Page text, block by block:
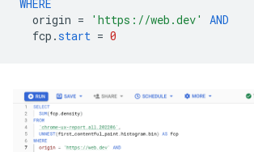
WHERE
origin = 'https://web.dev'
AND
fcp .start = 0